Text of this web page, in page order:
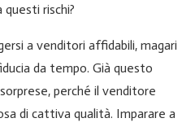
rischi?
a venditori affidabili, magari
da tempo. Già questo
perché il venditore
di cattiva qualità. Imparare a